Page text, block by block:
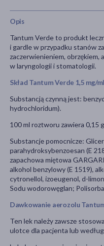
Opis
Tantum Verde to produkt
i gardle w przypadku stanów
zaczerwienieniem, obrzękiem,
w laryngologii i stomatologii.
Skład Tantum Verde 1,5 mg/ml
Substancją czynną jest:
hydrochloridum).
100 ml roztworu zawiera 0,15
Substancje pomocnicze:
parahydroksybenzoesan (E
zapachowa miętowa
alkohol benzylowy (E 1519),
cytronellol, izoeugenol, d-
Sodu wodorowęglan;
Dawkowanie aerozolu
Ten lek należy zawsze
ulotce dla pacjenta lub